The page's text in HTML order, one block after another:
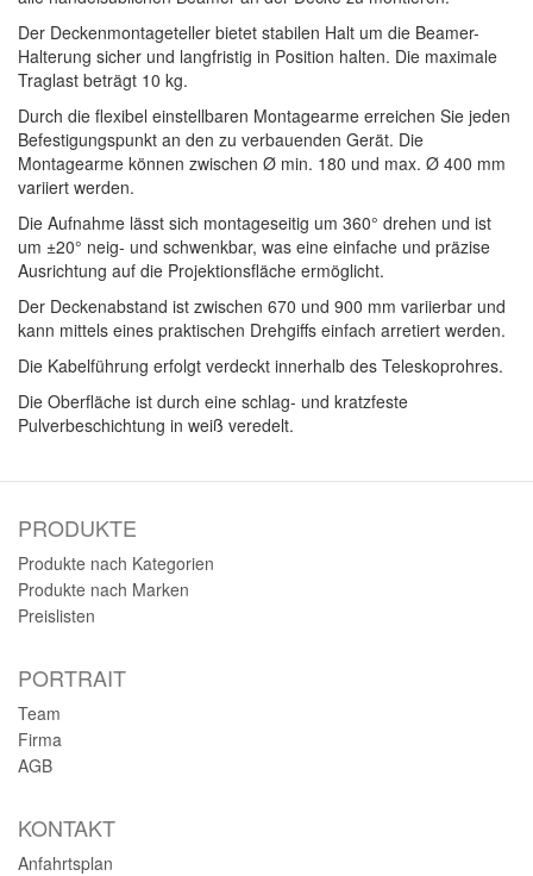
Der Deckenmontageteller bietet stabilen Halt um die Beamer-
Halterung sicher und langfristig in Position halten. Die maximale
Traglast beträgt 10 kg.
Durch die flexibel einstellbaren Montagearme erreichen Sie jeden
Befestigungspunkt an den zu verbauenden Gerät. Die
Montagearme können zwischen Ø min. 180 und max. Ø 400 mm
variiert werden.
Die Aufnahme lässt sich montageseitig um 360° drehen und ist
um ±20° neig- und schwenkbar, was eine einfache und präzise
Ausrichtung auf die Projektionsfläche ermöglicht.
Der Deckenabstand ist zwischen 670 und 900 mm variierbar und
kann mittels eines praktischen Drehgiffs einfach arretiert werden.
Die Kabelführung erfolgt verdeckt innerhalb des Teleskoprohres.
Die Oberfläche ist durch eine schlag- und kratzfeste
Pulverbeschichtung in weiß veredelt.
PRODUKTE
Produkte nach Kategorien
Produkte nach Marken
Preislisten
PORTRAIT
Team
Firma
AGB
KONTAKT
Anfahrtsplan